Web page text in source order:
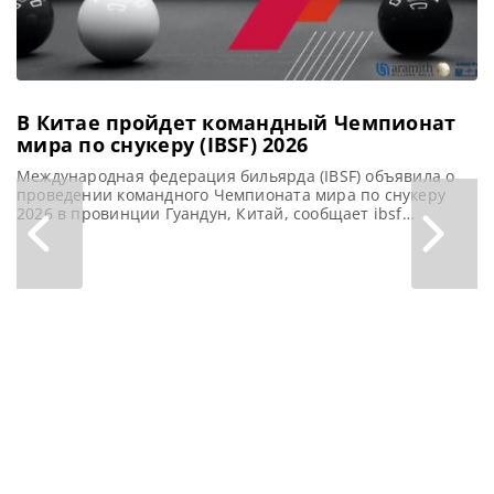
и одержал
уверенную
В Китае пройдет командный Чемпионат
мира по снукеру (IBSF) 2026
Международная федерация бильярда (IBSF) объявила о
проведении командного Чемпионата мира по снукеру
2026 в провинции Гуандун, Китай, сообщает ibsf
Международная федерация бильярда (IBSF) рада
сообщить, что Китайская ассоциация бильярда (CBSA)
мира по снукеру (IBSF) в 2026 году. Турнир пройдет в